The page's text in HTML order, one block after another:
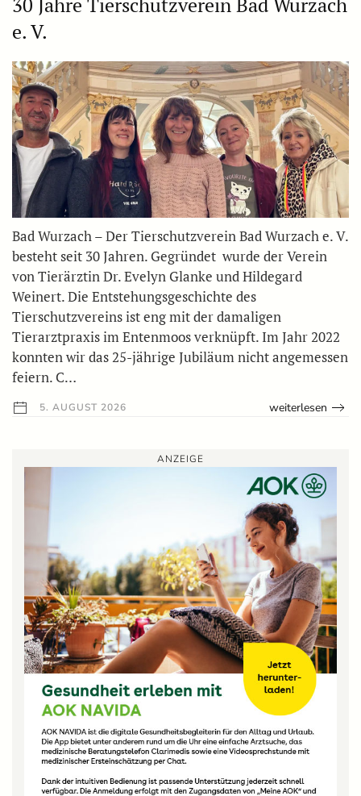
e. V.
Bad Wurzach – Der Tierschutzverein Bad Wurzach e. V.
besteht seit 30 Jahren. Gegründet wurde der Verein
von Tierärztin Dr. Evelyn Glanke und Hildegard
Weinert. Die Entstehungsgeschichte des
Tierschutzvereins ist eng mit der damaligen
Tierarztpraxis im Entenmoos verknüpft. Im Jahr 2022
konnten wir das 25-jährige Jubiläum nicht angemessen
feiern. C…
5. AUGUST 2026 weiterlesen
ANZEIGE